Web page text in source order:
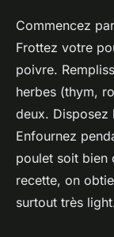
Commencez
Frottez votre
poivre.
herbes (thym,
deux. Disposez
Enfournez
poulet soit bien
recette, on
surtout très light